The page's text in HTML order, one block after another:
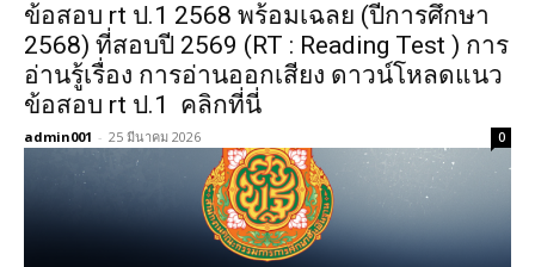
ข้อสอบ rt ป.1 2568 พร้อมเฉลย (ปีการศึกษา
2568) ที่สอบปี 2569 (RT : Reading Test ) การ
อ่านรู้เรื่อง การอ่านออกเสียง ดาวน์โหลดแนว
ข้อสอบ rt ป.1 คลิกที่นี่
admin001 - 25 มีนาคม 2026 0